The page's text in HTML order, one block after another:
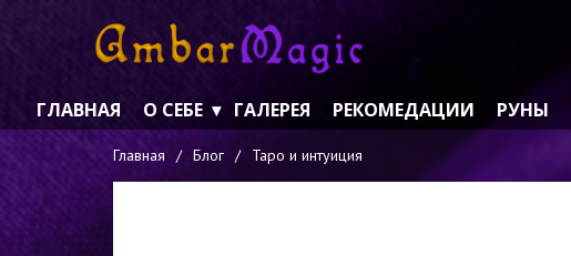
ГЛАВНАЯ О СЕБЕ ГАЛЕРЕЯ РЕКОМЕДАЦИИ РУНЫ
Главная / Блог / Таро и интуиция